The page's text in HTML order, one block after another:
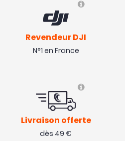
Revendeur DJI
N°1 en France
Livraison offerte
dès 49 €